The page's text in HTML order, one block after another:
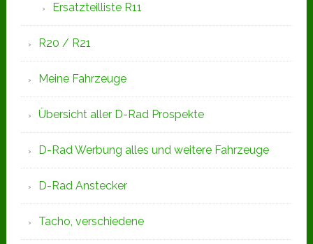
Ersatzteilliste R11
R20 / R21
Meine Fahrzeuge
Übersicht aller D-Rad Prospekte
D-Rad Werbung alles und weitere Fahrzeuge
D-Rad Anstecker
Tacho, verschiedene